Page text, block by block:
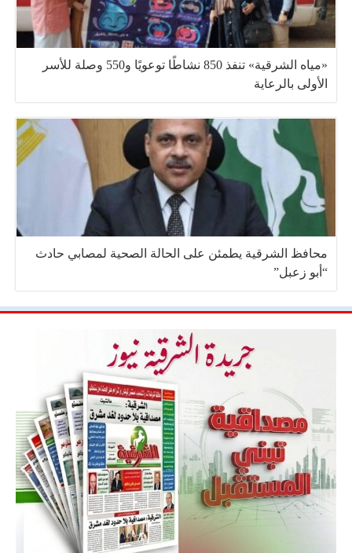
«مياه الشرقية» تنفذ 850 نشاطًا توعويًا و550 وصلة للأسر
الأولى بالرعاية
محافظ الشرقية يطمئن على الحالة الصحية لمصابي حادث
“أبو زعبل”